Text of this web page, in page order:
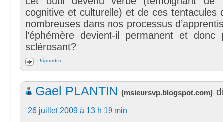
cognitive et culturelle) et de ces tentacules
nombreuses dans nos processus
l’éphémère devient-il permanent et donc
sclérosant?
Répondre
Gael PLANTIN (msieursvp.blogspot.com)
26 juillet 2009 à 13 h 19 min